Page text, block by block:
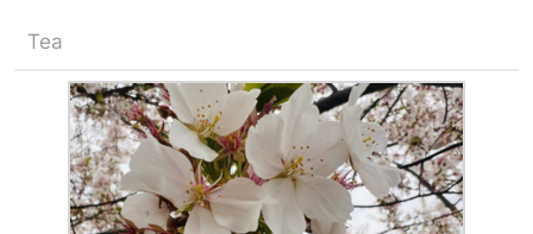
Tea